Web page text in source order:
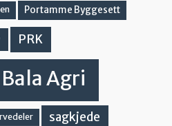
Portamme Byggesett
PRK
Agri
sagkjede